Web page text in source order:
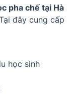
pha chế tại Hà
đây cung cấp
học sinh